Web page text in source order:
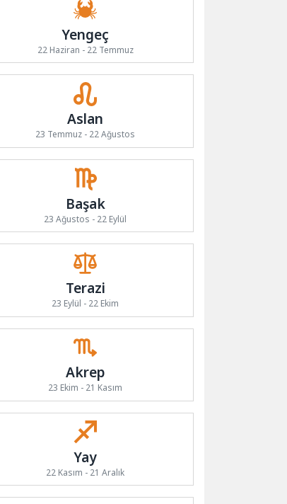
Yengeç
22 Haziran - 22 Temmuz
Aslan
23 Temmuz - 22 Ağustos
Başak
23 Ağustos - 22 Eylül
Terazi
23 Eylül - 22 Ekim
Akrep
23 Ekim - 21 Kasım
Yay
22 Kasım - 21 Aralık